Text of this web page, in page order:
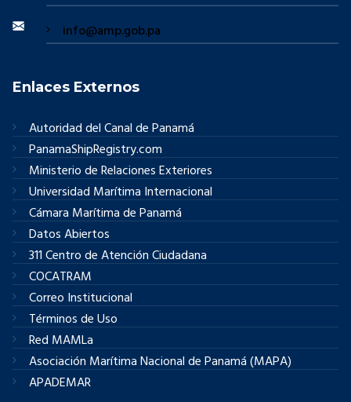
info@amp.gob.pa
Enlaces Externos
Autoridad del Canal de Panamá
PanamaShipRegistry.com
Ministerio de Relaciones Exteriores
Universidad Marítima Internacional
Cámara Marítima de Panamá
Datos Abiertos
311 Centro de Atención Ciudadana
COCATRAM
Correo Institucional
Términos de Uso
Red MAMLa
Asociación Marítima Nacional de Panamá (MAPA)
APADEMAR